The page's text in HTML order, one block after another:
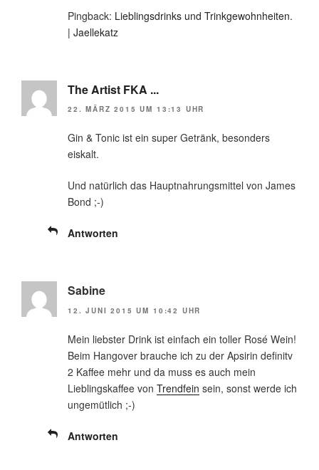
Pingback: Lieblingsdrinks und Trinkgewohnheiten.
| Jaellekatz
The Artist FKA ...
22. MÄRZ 2015 UM 13:13 UHR
Gin & Tonic ist ein super Getränk, besonders
eiskalt.
Und natürlich das Hauptnahrungsmittel von James
Bond ;-)
Antworten
Sabine
12. JUNI 2015 UM 10:42 UHR
Mein liebster Drink ist einfach ein toller Rosé Wein!
Beim Hangover brauche ich zu der Apsirin definitv
2 Kaffee mehr und da muss es auch mein
Lieblingskaffee von Trendfein sein, sonst werde ich
ungemütlich ;-)
Antworten